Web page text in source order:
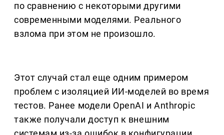
по сравнению с некоторыми другими
современными моделями. Реального
взлома при этом не произошло.
Этот случай стал еще одним примером
проблем с изоляцией ИИ-моделей во время
тестов. Ранее модели OpenAI и Anthropic
также получали доступ к внешним